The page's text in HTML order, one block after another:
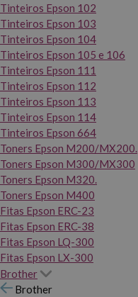
Tinteiros Epson 102
Tinteiros Epson 103
Tinteiros Epson 104
Tinteiros Epson 105 e 106
Tinteiros Epson 111
Tinteiros Epson 112
Tinteiros Epson 113
Tinteiros Epson 114
Tinteiros Epson 664
Toners Epson M200/MX200.
Toners Epson M300/MX300
Toners Epson M320.
Toners Epson M400
Fitas Epson ERC-23
Fitas Epson ERC-38
Fitas Epson LQ-300
Fitas Epson LX-300
Brother
Brother